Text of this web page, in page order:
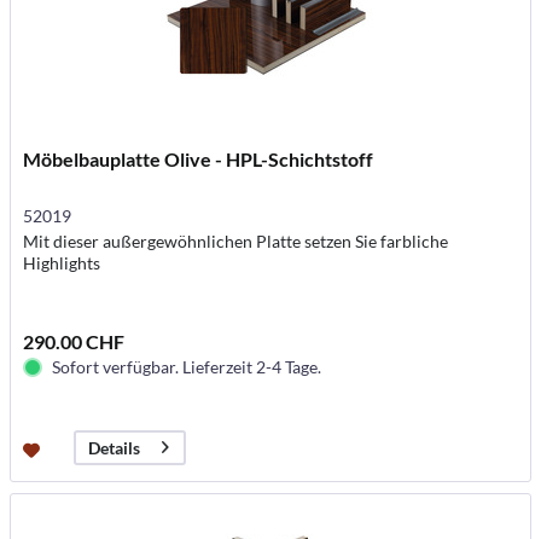
Möbelbauplatte Olive - HPL-Schichtstoff
52019
Mit dieser außergewöhnlichen Platte setzen Sie farbliche
Highlights
290.00 CHF
Sofort verfügbar. Lieferzeit 2-4 Tage.
Details